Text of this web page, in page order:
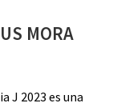
MORA
J 2023 es una